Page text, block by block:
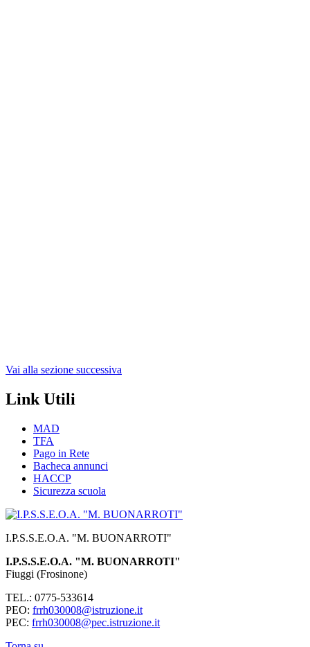
Vai alla sezione successiva
Link Utili
MAD
TFA
Pago in Rete
Bacheca annunci
HACCP
Sicurezza scuola
I.P.S.S.E.O.A. "M. BUONARROTI"
I.P.S.S.E.O.A. "M. BUONARROTI"
Fiuggi (Frosinone)
TEL.: 0775-533614
PEO: frrh030008@istruzione.it
PEC: frrh030008@pec.istruzione.it